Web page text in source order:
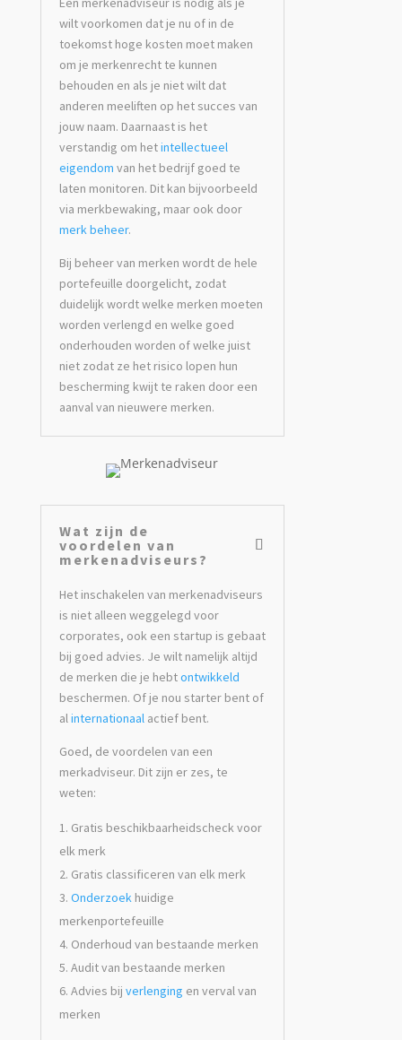
wilt voorkomen dat je nu of in de
toekomst hoge kosten moet maken
om je merkenrecht te kunnen
behouden en als je niet wilt dat
anderen meeliften op het succes van
jouw naam. Daarnaast is het
verstandig om hetintellectueel
eigendom van het bedrijf goed te
laten monitoren. Dit kan bijvoorbeeld
via merkbewaking, maar ook door
merk beheer.
Bij beheer van merken wordt de hele
portefeuille doorgelicht, zodat
duidelijk wordt welke merken moeten
worden verlengd en welke goed
onderhouden worden of welke juist
niet zodat ze het risico lopen hun
bescherming kwijt te raken door een
aanval van nieuwere merken.
Wat zijn de
voordelen van
merkenadviseurs?
Het inschakelen van merkenadviseurs
is niet alleen weggelegd voor
corporates, ook een startup is gebaat
bij goed advies. Je wilt namelijk altijd
de merken die je hebtontwikkeld
beschermen. Of je nou starter bent of
alinternationaalactief bent.
Goed, de voordelen van een
merkadviseur. Dit zijn er zes, te
weten:
Gratis beschikbaarheidscheck voor
elk merk
Gratis classificeren van elk merk
Onderzoekhuidige
merkenportefeuille
Onderhoud van bestaande merken
Audit van bestaande merken
Advies bij verlenging en verval van
merken